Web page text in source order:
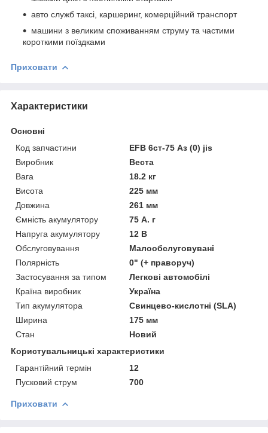
авто служб таксі, каршеринг, комерційний транспорт
машини з великим споживанням струму та частими
короткими поїздками
Приховати
Характеристики
Основні
Код запчастини
EFB 6ст-75 Аз (0) jis
Виробник
Веста
Вага
18.2 кг
Висота
225 мм
Довжина
261 мм
Ємність акумулятору
75 А. г
Напруга акумулятору
12 В
Обслуговування
Малообслуговувані
Полярність
0" (+ праворуч)
Застосування за типом
Легкові автомобілі
Країна виробник
Україна
Тип акумулятора
Свинцево-кислотні (SLA)
Ширина
175 мм
Стан
Новий
Користувальницькі характеристики
Гарантійний термін
12
Пусковий струм
700
Приховати